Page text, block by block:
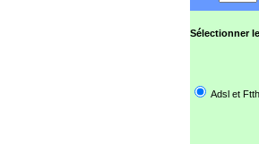
Sélectionner
Adsl et Ftth